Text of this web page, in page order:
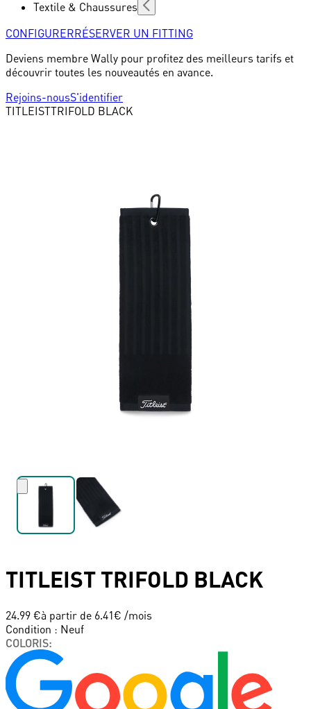
Textile & Chaussures
CONFIGURERRÉSERVER UN FITTING
Deviens membre Wally pour profitez des meilleurs tarifs et
découvrir toutes les nouveautés en avance.
Rejoins-nousS'identifier
TITLEISTTRIFOLD BLACK
TITLEIST TRIFOLD BLACK
24.99 €à partir de 6.41€ /mois
Condition : Neuf
COLORIS: